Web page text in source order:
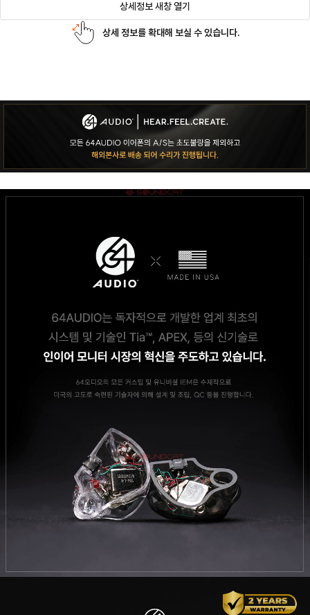
상세정보 새창 열기
상세 정보를 확대해 보실 수 있습니다.